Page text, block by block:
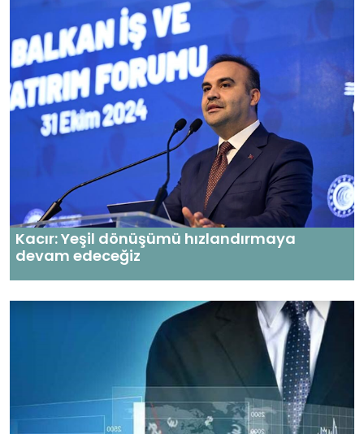
Kacır: Yeşil dönüşümü hızlandırmaya
devam edeceğiz